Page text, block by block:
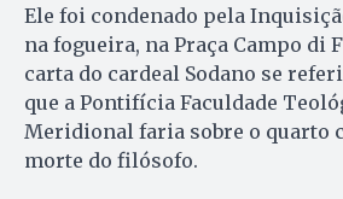
Ele foi condenado pela
na fogueira, na Praça Campo di
carta do cardeal Sodano se
que a Pontifícia Faculdade
Meridional faria sobre o quarto
morte do filósofo.